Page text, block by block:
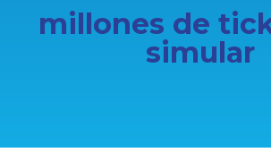
millones de
simular